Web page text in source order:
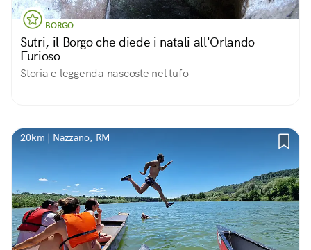
BORGO
Sutri, il Borgo che diede i natali all'Orlando
Furioso
Storia e leggenda nascoste nel tufo
20km | Nazzano, RM